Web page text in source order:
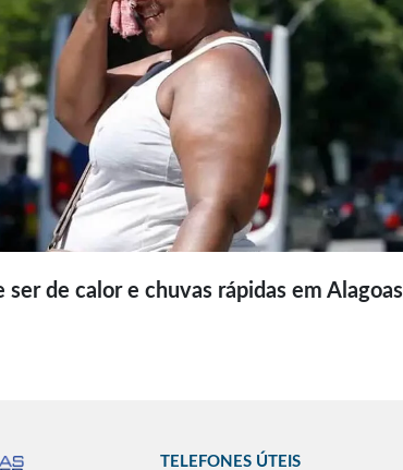
ser de calor e chuvas rápidas em Alagoas
TELEFONES ÚTEIS